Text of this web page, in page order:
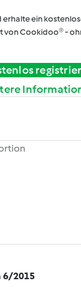
ein
von Cookidoo® -
6/2015